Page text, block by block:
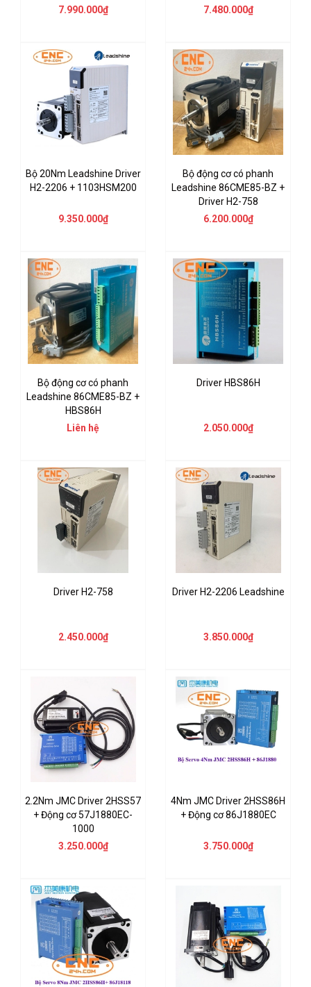
7.990.000₫ 7.480.000₫
Bộ 20Nm Leadshine Driver
H2-2206 + 1103HSM200
9.350.000₫
Bộ động cơ có phanh
Leadshine 86CME85-BZ +
Driver H2-758
6.200.000₫
Bộ động cơ có phanh
Leadshine 86CME85-BZ +
HBS86H
Liên hệ
Driver HBS86H
2.050.000₫
Driver H2-758
2.450.000₫
Driver H2-2206 Leadshine
3.850.000₫
2.2Nm JMC Driver 2HSS57
+ Động cơ 57J1880EC-
1000
3.250.000₫
4Nm JMC Driver 2HSS86H
+ Động cơ 86J1880EC
3.750.000₫